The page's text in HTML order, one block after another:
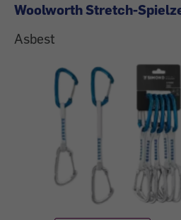
Woolworth Stretch-
Asbest